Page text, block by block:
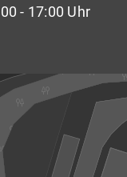
- 17:00 Uhr